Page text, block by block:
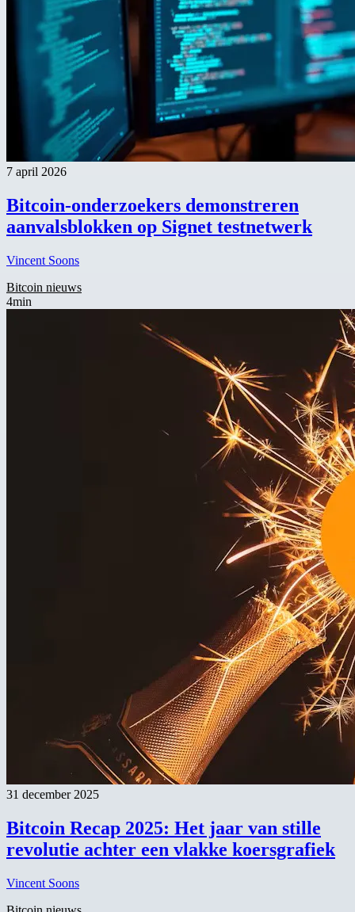
7 april 2026
Bitcoin-onderzoekers demonstreren
aanvalsblokken op Signet testnetwerk
Vincent Soons
Bitcoin nieuws
4min
31 december 2025
Bitcoin Recap 2025: Het jaar van stille
revolutie achter een vlakke koersgrafiek
Vincent Soons